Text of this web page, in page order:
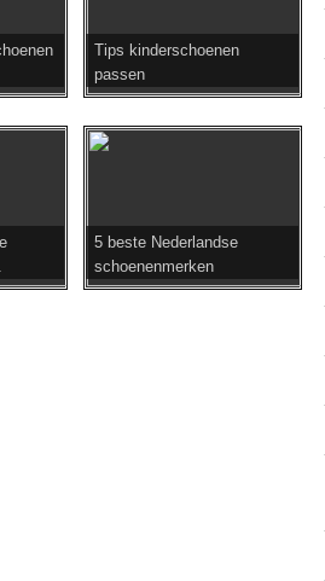
Tips kinderschoenen
passen
5 beste Nederlandse
schoenenmerken